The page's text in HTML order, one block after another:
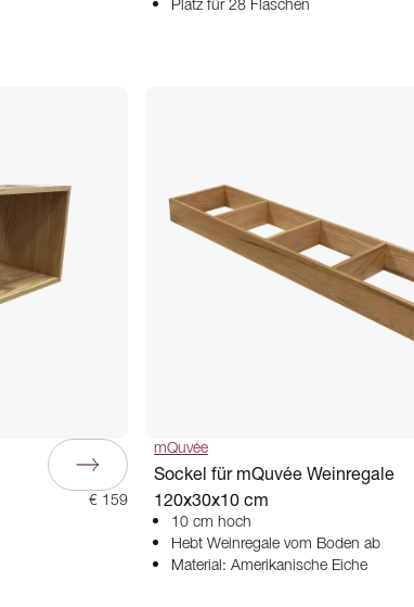
Platz für 28 Flaschen
€ 159
mQuvée
Sockel für mQuvée Weinregale
120x30x10 cm
10 cm hoch
Hebt Weinregale vom Boden ab
Material: Amerikanische Eiche